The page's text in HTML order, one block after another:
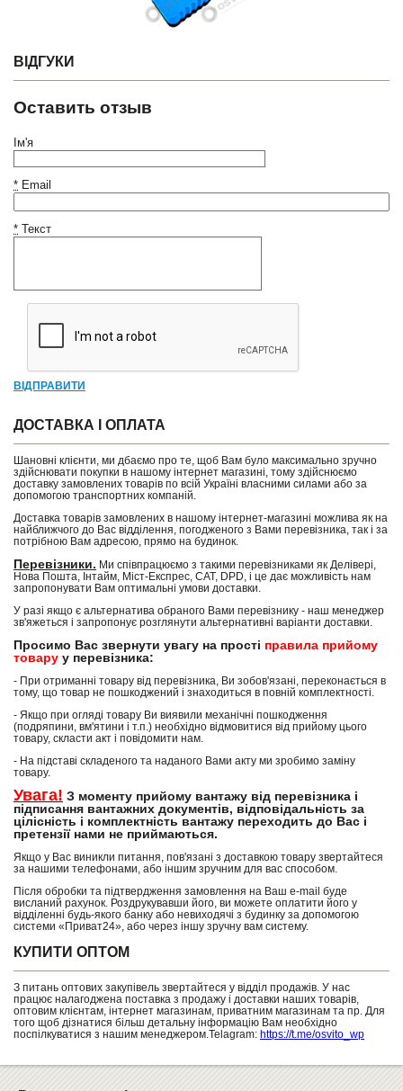
ВІДГУКИ
Оставить отзыв
Ім'я
* Email
* Текст
ВІДПРАВИТИ
ДОСТАВКА І ОПЛАТА
Шановні клієнти, ми дбаємо про те, щоб Вам було максимально зручно
здійснювати покупки в нашому інтернет магазині, тому здійснюємо
доставку замовлених товарів по всій Україні власними силами або за
допомогою транспортних компаній.
Доставка товарів замовлених в нашому інтернет-магазині можлива як на
найближчого до Вас відділення, погодженого з Вами перевізника, так і за
потрібною Вам адресою, прямо на будинок.
Перевізники. Ми співпрацюємо з такими перевізниками як Делівері,
Нова Пошта, Інтайм, Міст-Експрес, САТ, DPD, і це дає можливість нам
запропонувати Вам оптимальні умови доставки.
У разі якщо є альтернатива обраного Вами перевізнику - наш менеджер
зв'яжеться і запропонує розглянути альтернативні варіанти доставки.
Просимо Вас звернути увагу на прості правила прийому
товару у перевізника:
- При отриманні товару від перевізника, Ви зобов'язані, переконається в
тому, що товар не пошкоджений і знаходиться в повній комплектності.
- Якщо при огляді товару Ви виявили механічні пошкодження
(подряпини, вм'ятини і т.п.) необхідно відмовитися від прийому цього
товару, скласти акт і повідомити нам.
- На підставі складеного та наданого Вами акту ми зробимо заміну
товару.
Увага! З моменту прийому вантажу від перевізника і
підписання вантажних документів, відповідальність за
цілісність і комплектність вантажу переходить до Вас і
претензії нами не приймаються.
Якщо у Вас виникли питання, пов'язані з доставкою товару звертайтеся
за нашими телефонами, або іншим зручним для вас способом.
Після обробки та підтвердження замовлення на Ваш e-mail буде
висланий рахунок. Роздрукувавши його, ви можете оплатити його у
відділенні будь-якого банку або невиходячі з будинку за допомогою
системи «Приват24», або через іншу зручну вам систему.
КУПИТИ ОПТОМ
З питань оптових закупівель звертайтеся у відділ продажів. У нас
працює налагоджена поставка з продажу і доставки наших товарів,
оптовим клієнтам, інтернет магазинам, приватним магазинам та пр. Для
того щоб дізнатися більш детальну інформацію Вам необхідно
поспілкуватися з нашим менеджером.Telagram: https://t.me/osvito_wp